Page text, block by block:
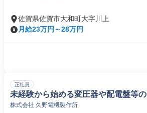
佐賀県佐賀市大和町大字川上
月給23万円～28万円
正社員
未経験から始める変圧器や配電盤等
株式会社 久野電機製作所